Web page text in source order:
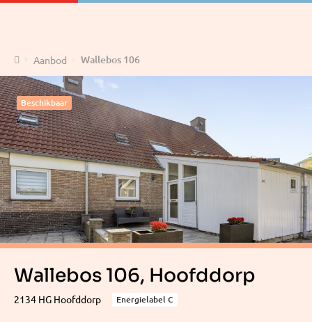
HomeAanbod Wallebos 106
Beschikbaar
Wallebos 106, Hoofddorp
2134 HG Hoofddorp Energielabel C